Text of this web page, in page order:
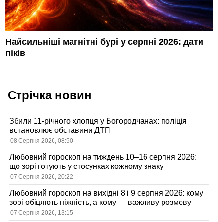
Найсильніші магнітні бурі у серпні 2026: дати
піків
Стрічка новин
Збили 11-річного хлопця у Богородчанах: поліція
встановлює обставини ДТП
08 Серпня 2026, 08:50
Любовний гороскоп на тиждень 10–16 серпня 2026:
що зорі готують у стосунках кожному знаку
07 Серпня 2026, 20:22
Любовний гороскоп на вихідні 8 і 9 серпня 2026: кому
зорі обіцяють ніжність, а кому — важливу розмову
07 Серпня 2026, 13:15